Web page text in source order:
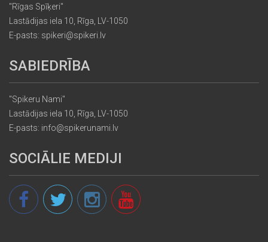
"Rīgas Spīķeri"
Lastādijas iela 10, Rīga, LV-1050
E-pasts: spikeri@spikeri.lv
SABIEDRĪBA
"Spikeru Nami"
Lastādijas iela 10, Rīga, LV-1050
E-pasts: info@spikerunami.lv
SOCIĀLIE MEDIJI